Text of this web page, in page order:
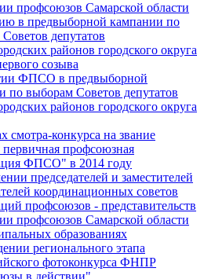
профсоюзов Самарской области
в предвыборной кампании по
депутатов
районов городского округа
созыва
ФПСО в предвыборной
по выборам Советов депутатов
районов городского округа
смотра-конкурса на звание
профсоюзная
ФПСО" в 2014 году
председателей и заместителей
координационных советов
профсоюзов - представительств
профсоюзов Самарской области
образованиях
регионального этапа
фотоконкурса ФНПР
в действии"